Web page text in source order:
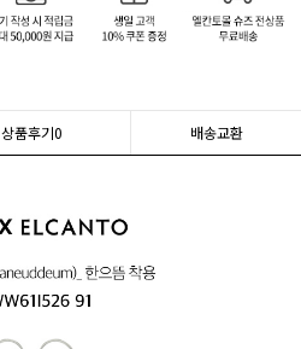
상품후기0 배송교환